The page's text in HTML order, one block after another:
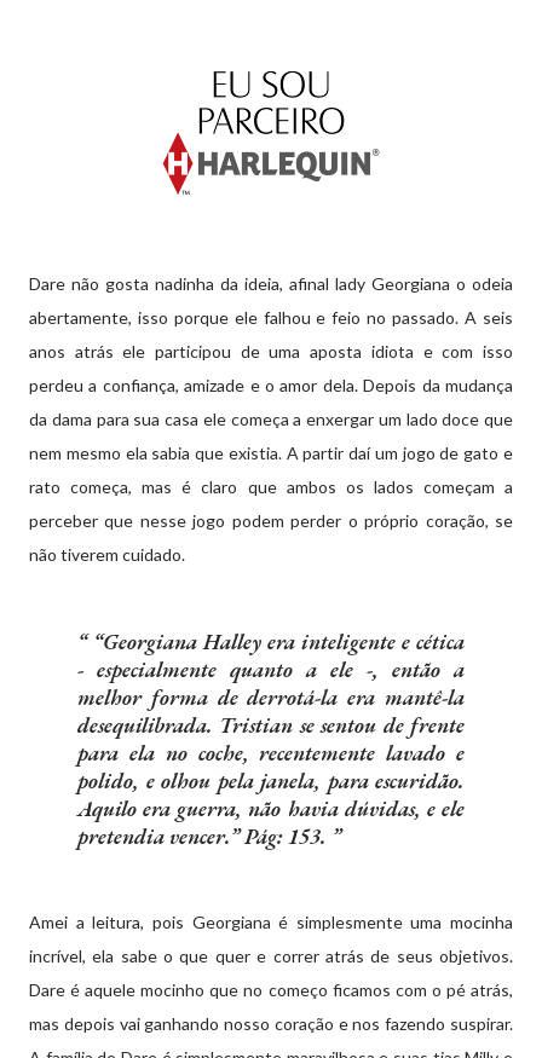
Dare não gosta nadinha da ideia, afinal lady Georgiana o odeia
abertamente, isso porque ele falhou e feio no passado. A seis
anos atrás ele participou de uma aposta idiota e com isso
perdeu a confiança, amizade e o amor dela. Depois da mudança
da dama para sua casa ele começa a enxergar um lado doce que
nem mesmo ela sabia que existia. A partir daí um jogo de gato e
rato começa, mas é claro que ambos os lados começam a
perceber que nesse jogo podem perder o próprio coração, se
não tiverem cuidado.
“Georgiana Halley era inteligente e cética
- especialmente quanto a ele -, então a
melhor forma de derrotá-la era mantê-la
desequilibrada. Tristian se sentou de frente
para ela no coche, recentemente lavado e
polido, e olhou pela janela, para escuridão.
Aquilo era guerra, não havia dúvidas, e ele
pretendia vencer.” Pág: 153.
Amei a leitura, pois Georgiana é simplesmente uma mocinha
incrível, ela sabe o que quer e correr atrás de seus objetivos.
Dare é aquele mocinho que no começo ficamos com o pé atrás,
mas depois vai ganhando nosso coração e nos fazendo suspirar.